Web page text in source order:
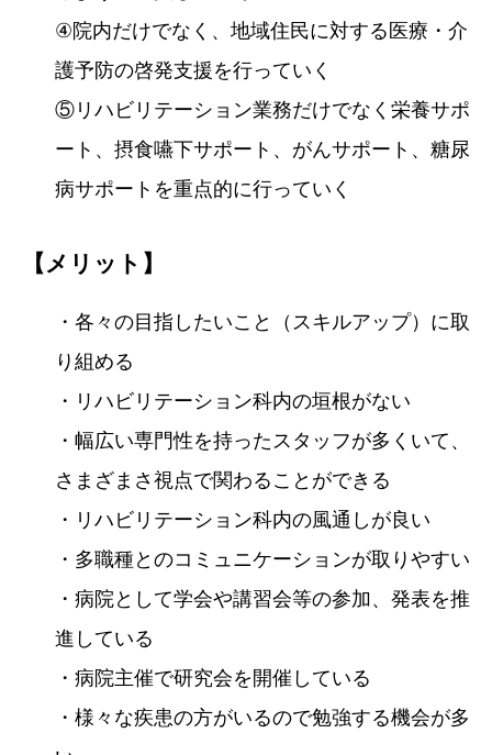
④院内だけでなく、地域住民に対する医療・介
護予防の啓発支援を行っていく
⑤リハビリテーション業務だけでなく栄養サポ
ート、摂食嚥下サポート、がんサポート、糖尿
病サポートを重点的に行っていく
【メリット】
・各々の目指したいこと（スキルアップ）に取
り組める
・リハビリテーション科内の垣根がない
・幅広い専門性を持ったスタッフが多くいて、
さまざまさ視点で関わることができる
・リハビリテーション科内の風通しが良い
・多職種とのコミュニケーションが取りやすい
・病院として学会や講習会等の参加、発表を推
進している
・病院主催で研究会を開催している
・様々な疾患の方がいるので勉強する機会が多